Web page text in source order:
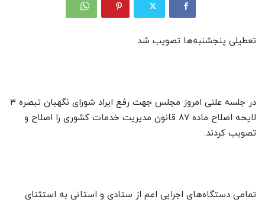
تعطیلی پنجشنبه‌ها تصویب شد
در جلسه علنی امروز مجلس جهت رفع ایراد شورای نگهبان تبصره ۳
لایحه اصلاح ماده ۸۷ قانون مدیریت خدمات کشوری را اصلاح و
تصویب کردند.
تمامی دستگاه‌های اجرایی اعم از ستادی و استانی به استثنای